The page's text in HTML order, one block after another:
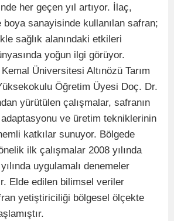
her geçen yıl artıyor. İlaç,
boya sanayisinde kullanılan safran;
sağlık alanındaki etkileri
yoğun ilgi görüyor.
Üniversitesi Altınözü Tarım
Öğretim Üyesi Doç. Dr.
yürütülen çalışmalar, safranın
ve üretim tekniklerinin
katkılar sunuyor. Bölgede
ilk çalışmalar 2008 yılında
uygulamalı denemeler
Elde edilen bilimsel veriler
yetiştiriciliği bölgesel ölçekte